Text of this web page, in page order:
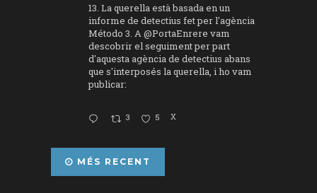
13. La querella està basada en un
informe de detectius fet per l'agència
Método 3. A@PortaEnrere vam
descobrir el seguiment per part
d'aquesta agència de detectius abans
que s'interposés la querella, i ho vam
publicar:
3 5 X
MÉS RECENT